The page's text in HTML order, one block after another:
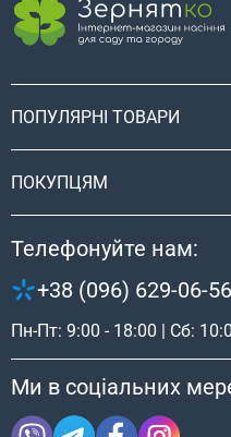
ПОПУЛЯРНІ ТОВАРИ
ПОКУПЦЯМ
Телефонуйте нам:
+38 (096) 629-06-56
Пн-Пт: 9:00 - 18:00 | Сб:
Ми в соціальних